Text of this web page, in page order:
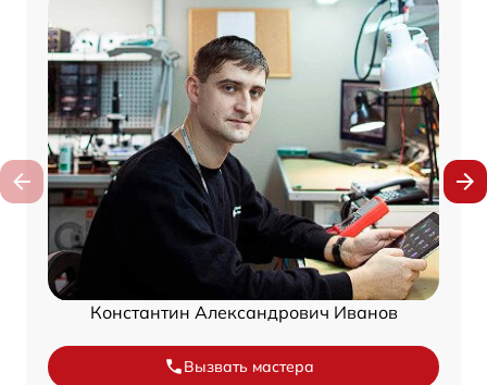
Константин Александрович Иванов
Вызвать мастера